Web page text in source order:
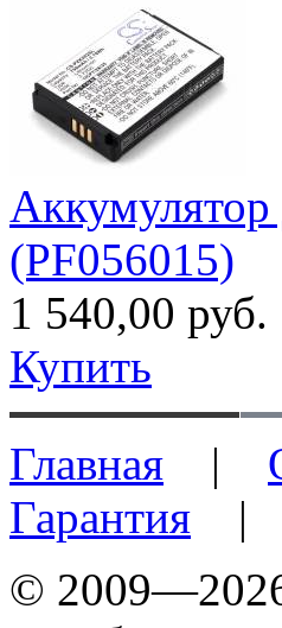
(PF056015)
1 540,00 руб.
Купить
Главная |
Гарантия |
© 2009—2026